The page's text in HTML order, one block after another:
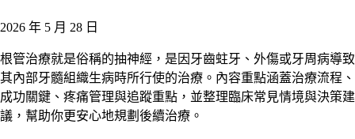
2026 年 5 月 28 日
根管治療就是俗稱的抽神經，是因牙齒蛀牙、外傷或牙周病導致
其內部牙髓組織生病時所行使的治療。內容重點涵蓋治療流程、
成功關鍵、疼痛管理與追蹤重點，並整理臨床常見情境與決策建
議，幫助你更安心地規劃後續治療。